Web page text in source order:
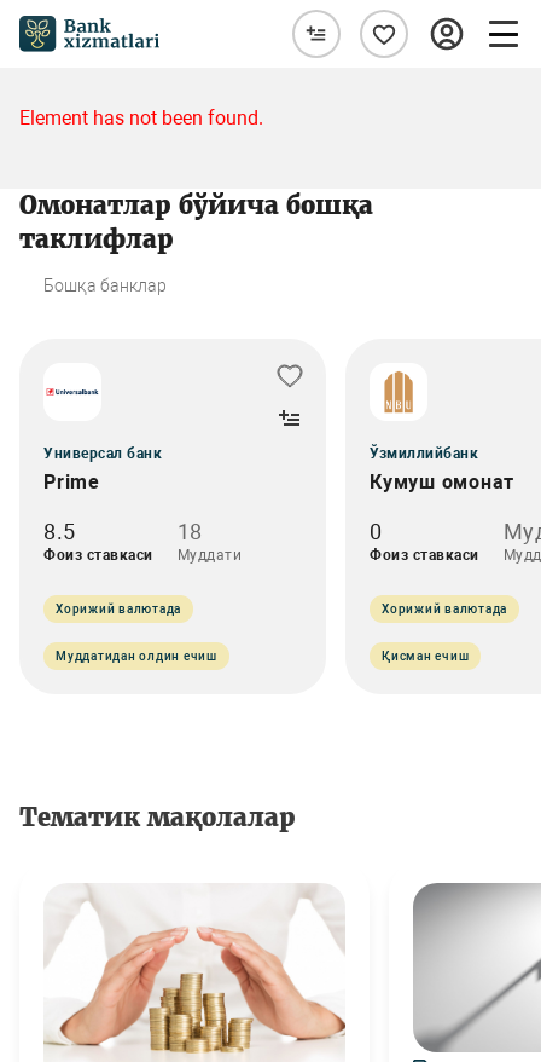
Element has not been found.
Омонатлар бўйича бошқа
таклифлар
Бошқа банклар
Универсал банк
Prime
8.5
Фоиз ставкаси
18
Муддати
Хорижий валютада
Муддатидан олдин ечиш
Ўзмиллийбанк
Кумуш омонат
0
Фоиз ставкаси
Хорижий валютада
Қисман ечиш
Тематик мақолалар